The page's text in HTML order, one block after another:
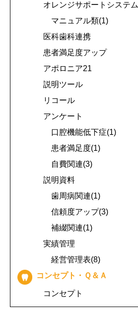
オレンジサポートシステム
マニュアル類(1)
医科歯科連携
患者満足度アップ
アポロニア21
説明ツール
リコール
アンケート
口腔機能低下症(1)
患者満足度(1)
自費関連(3)
説明資料
歯周病関連(1)
信頼度アップ(3)
補綴関連(1)
実績管理
経営管理表(8)
コンセプト・Ｑ＆Ａ
コンセプト